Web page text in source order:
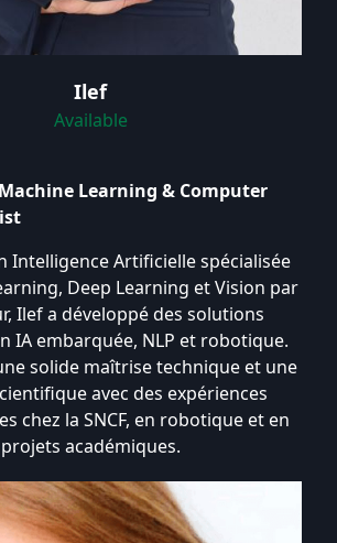
Ilef
Available
Learning & Computer
Intelligence Artificielle spécialisée
Deep Learning et Vision par
Ilef a développé des solutions
IA embarquée, NLP et robotique.
solide maîtrise technique et une
avec des expériences
chez la SNCF, en robotique et en
projets académiques.